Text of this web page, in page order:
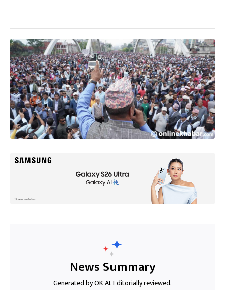
News Summary
Generated by OK AI. Editorially reviewed.